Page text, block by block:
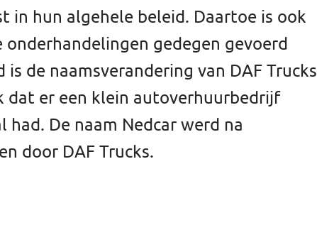
in hun algehele beleid. Daartoe is ook
gedegen gevoerd
de naamsverandering van DAF Trucks
dat er een klein autoverhuurbedrijf
De naam Nedcar werd na
door DAF Trucks.